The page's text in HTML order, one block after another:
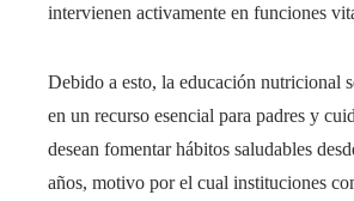
intervienen activamente en funciones
Debido a esto, la educación nutricional
en un recurso esencial para padres y
desean fomentar hábitos saludables
años, motivo por el cual instituciones